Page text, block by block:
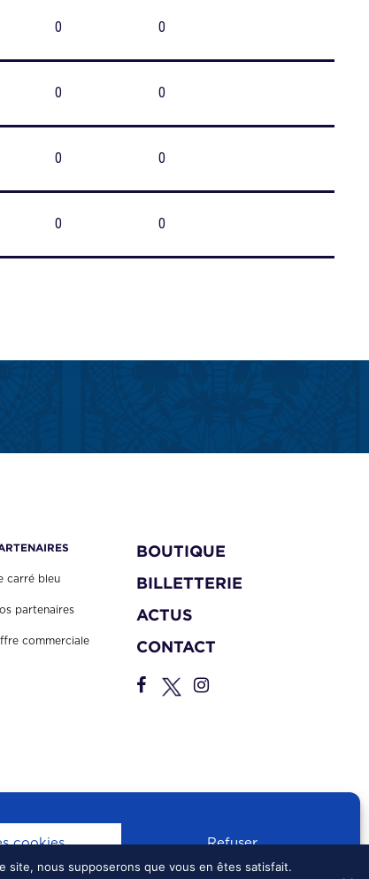
cookies Refuser
0 0
0 0
0 0
0 0
carré bleu
partenaires
commerciale
BOUTIQUE
BILLETTERIE
ACTUS
CONTACT
CONFIDENTIALITÉ
site, nous supposerons que vous en êtes satisfait.